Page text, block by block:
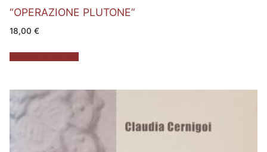
“OPERAZIONE PLUTONE”
18,00 €